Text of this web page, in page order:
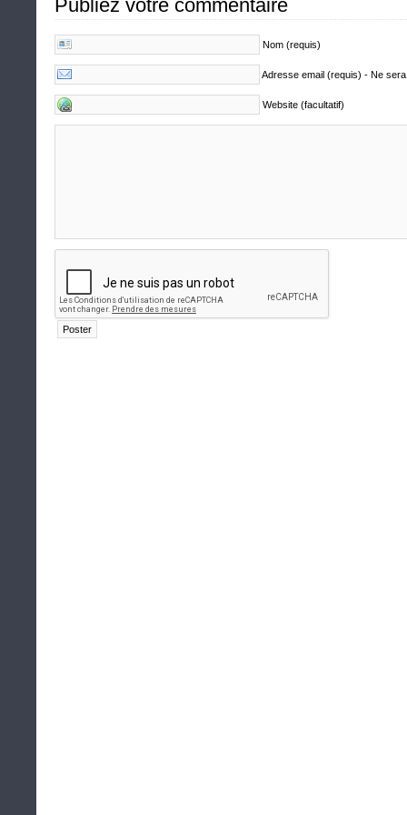
Publiez votre commentaire
Nom (requis)
Adresse email (requis) - Ne
Website (facultatif)